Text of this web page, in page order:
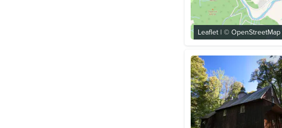
Leaflet | ©OpenStreetMap